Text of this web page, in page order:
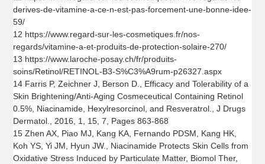
derives-de-vitamine-a-ce-n-est-pas-forcement-une-bonne-idee-
59/
12 https://www.regard-sur-les-cosmetiques.fr/nos-
regards/vitamine-a-et-produits-de-protection-solaire-270/
13 https://www.laroche-posay.ch/fr/produits-
soins/Retinol/RETINOL-B3-S%C3%A9rum-p26327.aspx
14 Farris P, Zeichner J, Berson D., Efficacy and Tolerability of a
Skin Brightening/Anti-Aging Cosmeceutical Containing Retinol
0.5%, Niacinamide, Hexylresorcinol, and Resveratrol., J Drugs
Dermatol., 2016, 1, 15, 7, Pages 863-868
15 Zhen AX, Piao MJ, Kang KA, Fernando PDSM, Kang HK,
Koh YS, Yi JM, Hyun JW., Niacinamide Protects Skin Cells from
Oxidative Stress Induced by Particulate Matter, Biomol Ther,